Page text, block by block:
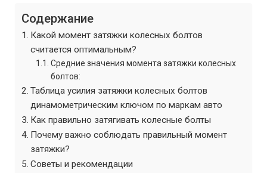
Содержание
Какой момент затяжки колесных болтов
считается оптимальным?
Средние значения момента затяжки колесных
болтов:
Таблица усилия затяжки колесных болтов
динамометрическим ключом по маркам авто
Как правильно затягивать колесные болты
Почему важно соблюдать правильный момент
затяжки?
Советы и рекомендации